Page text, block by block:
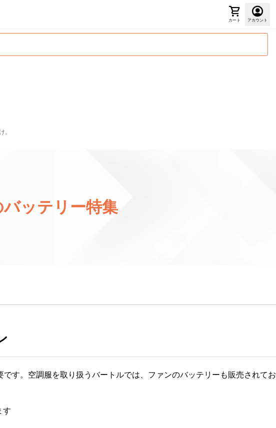
カート アカウント
。
ッテリー特集
す。空調服を取り扱うバートルでは、ファンのバッテリーも販売されてお
す